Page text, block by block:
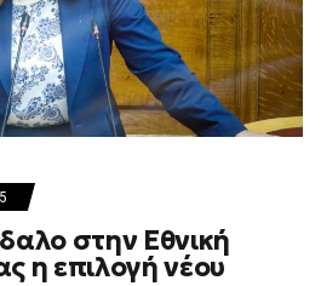
στην Εθνική
η επιλογή νέου